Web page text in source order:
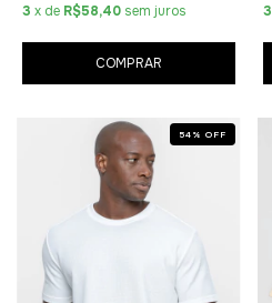
3 x de R$58,40 sem juros
COMPRAR
3
54 % OFF